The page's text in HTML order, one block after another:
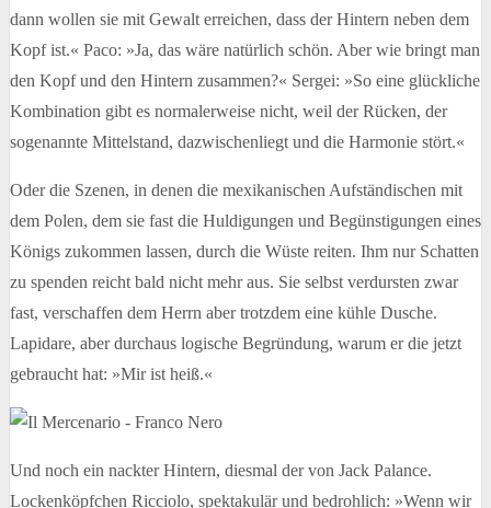
dann wollen sie mit Gewalt erreichen, dass der Hintern neben dem
Kopf ist.« Paco: »Ja, das wäre natürlich schön. Aber wie bringt man
den Kopf und den Hintern zusammen?« Sergei: »So eine glückliche
Kombination gibt es normalerweise nicht, weil der Rücken, der
sogenannte Mittelstand, dazwischenliegt und die Harmonie stört.«
Oder die Szenen, in denen die mexikanischen Aufständischen mit
dem Polen, dem sie fast die Huldigungen und Begünstigungen eines
Königs zukommen lassen, durch die Wüste reiten. Ihm nur Schatten
zu spenden reicht bald nicht mehr aus. Sie selbst verdursten zwar
fast, verschaffen dem Herrn aber trotzdem eine kühle Dusche.
Lapidare, aber durchaus logische Begründung, warum er die jetzt
gebraucht hat: »Mir ist heiß.«
Und noch ein nackter Hintern, diesmal der von Jack Palance.
Lockenköpfchen Ricciolo, spektakulär und bedrohlich: »Wenn wir